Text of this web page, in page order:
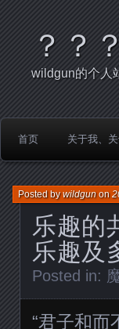
？？？
wildgun的个人
首页 关于我、
乐趣的
乐趣及
Posted bywildgunon
Posted in:
“君子和而